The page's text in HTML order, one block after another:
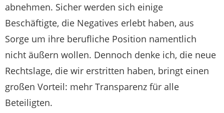
abnehmen. Sicher werden sich einige
Beschäftigte, die Negatives erlebt haben, aus
Sorge um ihre berufliche Position namentlich
nicht äußern wollen. Dennoch denke ich, die neue
Rechtslage, die wir erstritten haben, bringt einen
großen Vorteil: mehr Transparenz für alle
Beteiligten.